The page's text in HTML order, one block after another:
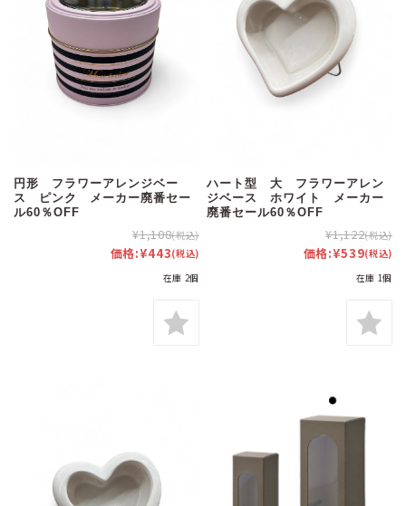
円形 フラワーアレンジベー
ス ピンク メーカー廃番セー
ル60％OFF
¥1,108(税込)
価格:¥443(税込)
在庫 2個
ハート型 大 フラワーアレン
ジベース ホワイト メーカー
廃番セール60％OFF
¥1,122(税込)
価格:¥539(税込)
在庫 1個